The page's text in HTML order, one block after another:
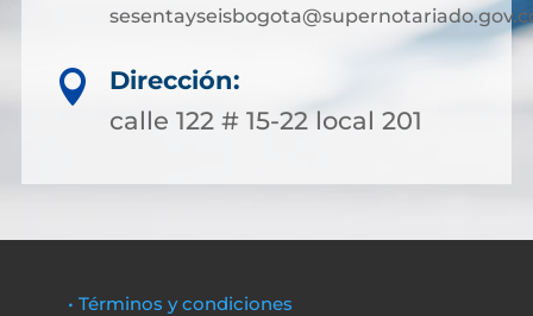

Dirección:
calle 122 # 15-22 local 201
• Términos y condiciones